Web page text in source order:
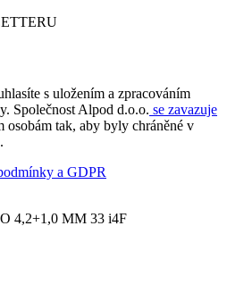
s uložením a zpracováním
Společnost Alpod d.o.o. se zavazuje
osobám tak, aby byly chráněné v
a GDPR